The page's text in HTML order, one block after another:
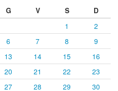
G V S
D
1
2
6 7 8
9
13 14 15
16
20 21 22
23
27 28 29 30